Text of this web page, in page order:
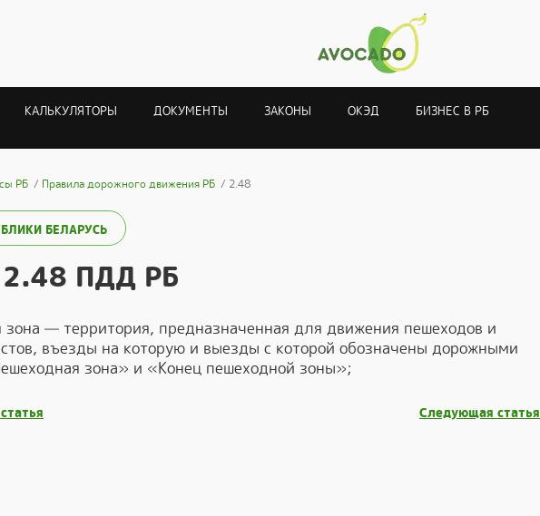
КАЛЬКУЛЯТОРЫ ДОКУМЕНТЫ ЗАКОНЫ ОКЭД
БИЗНЕС В РБ
РБ Правила дорожного движения РБ 2.48
БЕЛАРУСЬ
2.48 ПДД РБ
зона — территория, предназначенная для движения пешеходов и
въезды на которую и выезды с которой обозначены дорожными
зона» и «Конец пешеходной зоны»;
Следующая статья